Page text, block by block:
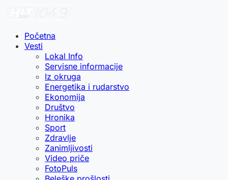
Početna
Vesti
Lokal Info
Servisne informacije
Iz okruga
Energetika i rudarstvo
Ekonomija
Društvo
Hronika
Sport
Zdravlje
Zanimljivosti
Video priče
FotoPuls